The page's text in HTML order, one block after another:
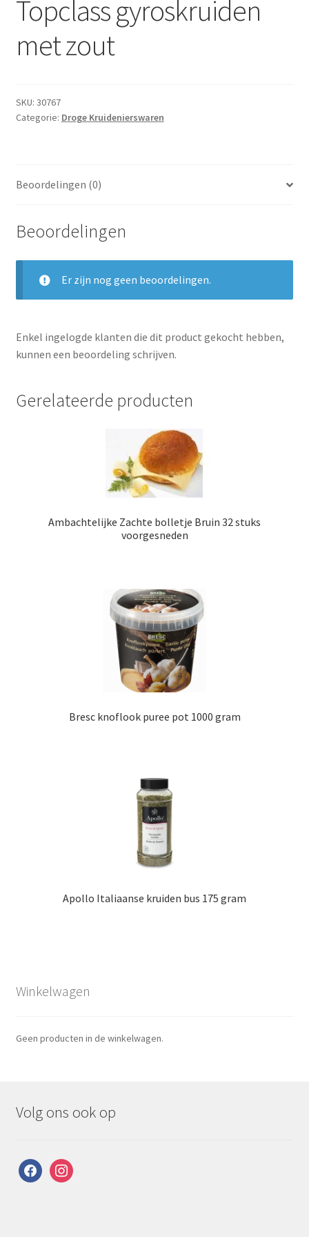
Dranken
Droge Kruidenierswaren
Koeling
Salades
Stoverijen
Maaltijden Diepvries
Topclass gyroskruiden
met zout
SKU: 30767
Categorie: Droge Kruidenierswaren
Beoordelingen (0)
Beoordelingen
Er zijn nog geen beoordelingen.
Enkel ingelogde klanten die dit product gekocht hebben,
kunnen een beoordeling schrijven.
Gerelateerde producten
Ambachtelijke Zachte bolletje Bruin 32 stuks
voorgesneden
Bresc knoflook puree pot 1000 gram
Apollo Italiaanse kruiden bus 175 gram
Winkelwagen
Geen producten in de winkelwagen.
Volg ons ook op
facebookinstagram